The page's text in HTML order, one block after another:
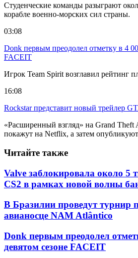
Студенческие команды разыграют
корабле военно-морских сил страны.
03:08
Donk первым преодолел отметку в 4
FACEIT
Игрок Team Spirit возглавил рейтинг
16:08
Rockstar представит новый трейлер
«Расширенный взгляд» на Grand Theft
покажут на Netflix, а затем
Читайте также
Valve заблокировала около 5
CS2 в рамках новой волны
В Бразилии проведут турнир
авианосце NAM Atlântico
Donk первым преодолел
девятом сезоне FACEIT